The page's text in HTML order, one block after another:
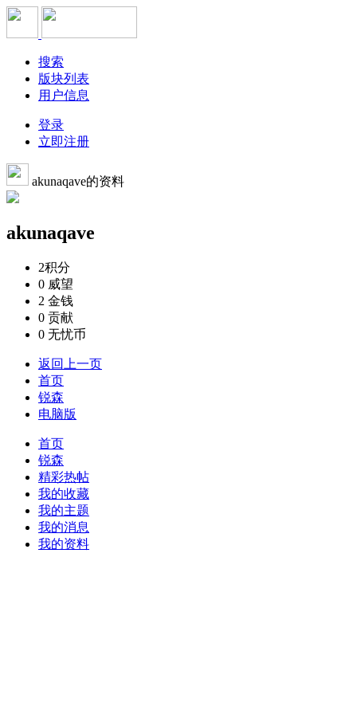
搜索
版块列表
用户信息
登录
立即注册
akunaqave的资料
akunaqave
2积分
0 威望
2 金钱
0 贡献
0 无忧币
返回上一页
首页
锐森
电脑版
首页
锐森
精彩热帖
我的收藏
我的主题
我的消息
我的资料